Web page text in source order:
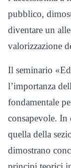
pubblico,
diventare un
valorizzazione
Il seminario
l’importanza
fondamentale
consapevole. In
quella della
dimostrano